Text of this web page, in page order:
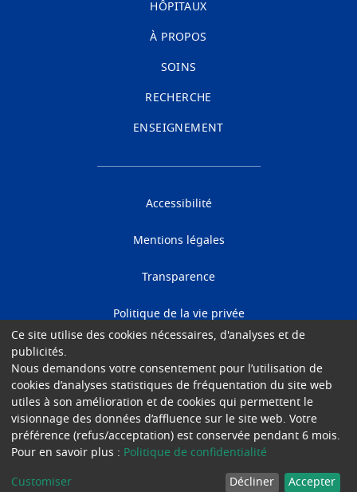
HÔPITAUX
À PROPOS
SOINS
RECHERCHE
ENSEIGNEMENT
© 2026 Hôpital Universitaire de Bruxelles
Accessibilité
Mentions légales
Transparence
Politique de la vie privée
Gender Equality Plan
Ce site utilise des cookies nécessaires, d'analyses et de
publicités.
Nous demandons votre consentement pour l’utilisation de
cookies d’analyses statistiques de fréquentation du site web
utiles à son amélioration et de cookies qui permettent le
visionnage des données d’affluence sur le site web. Votre
préférence (refus/acceptation) est conservée pendant 6 mois.
Pour en savoir plus : Politique de confidentialité
Customiser Décliner Accepter